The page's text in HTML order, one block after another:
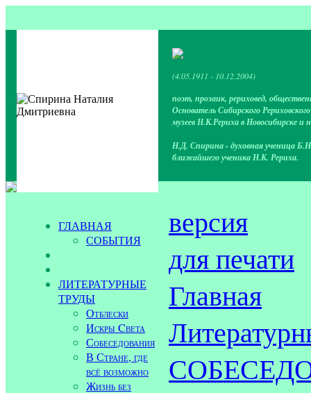
(4.05.1911 - 10.12.2004)
поэт, прозаик, рериховед,
Основатель Сибирского
музеев Н.К.Рериха в Новосибирске и
Н.Д. Спирина - духовная ученица
ближайшего ученика Н.К. Рериха.
ГЛАВНАЯ
СОБЫТИЯ
ЛИТЕРАТУРНЫЕ
ТРУДЫ
Отблески
Искры Cвета
Собеседования
В Стране, где
всё возможно
Жизнь без
версия
для печати
Главная